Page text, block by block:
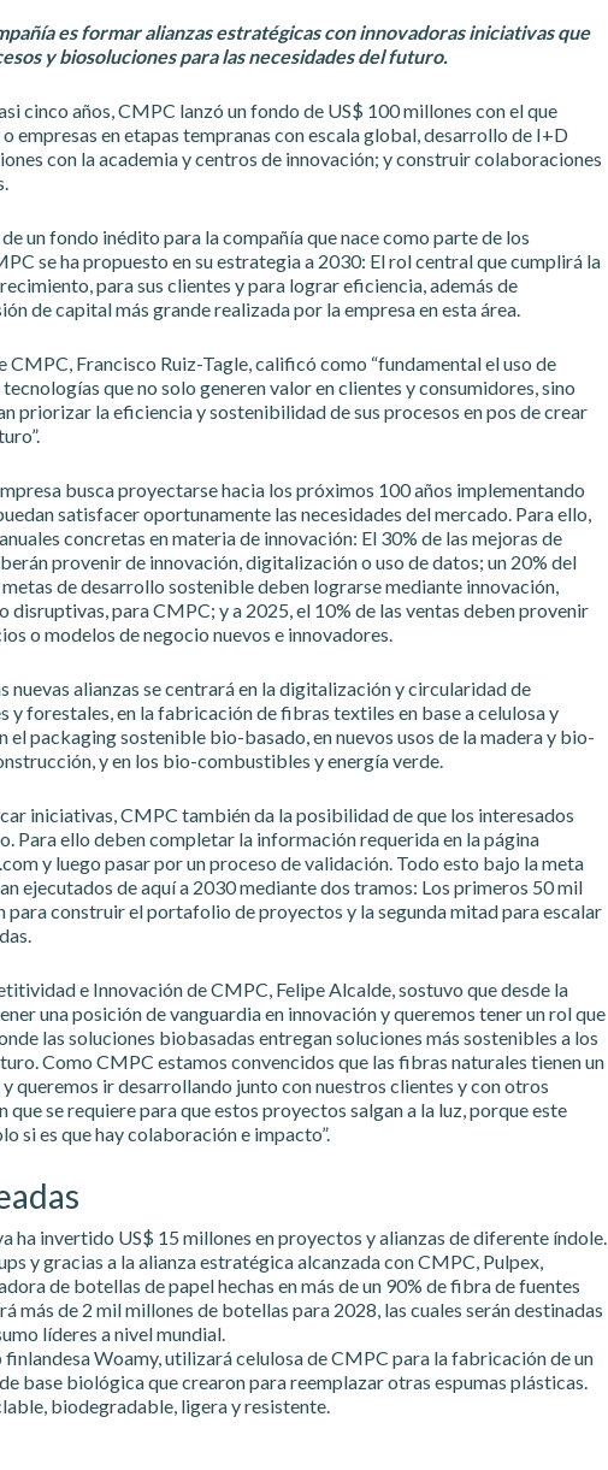
es formar alianzas estratégicas con innovadoras iniciativas que
y biosoluciones para las necesidades del futuro.
cinco años, CMPC lanzó un fondo de US$ 100 millones con el que
empresas en etapas tempranas con escala global, desarrollo de I+D
con la academia y centros de innovación; y construir colaboraciones
un fondo inédito para la compañía que nace como parte de los
se ha propuesto en su estrategia a 2030: El rol central que cumplirá la
para sus clientes y para lograr eficiencia, además de
de capital más grande realizada por la empresa en esta área.
CMPC, Francisco Ruiz-Tagle, calificó como “fundamental el uso de
que no solo generen valor en clientes y consumidores, sino
priorizar la eficiencia y sostenibilidad de sus procesos en pos de crear
busca proyectarse hacia los próximos 100 años implementando
satisfacer oportunamente las necesidades del mercado. Para ello,
concretas en materia de innovación: El 30% de las mejoras de
provenir de innovación, digitalización o uso de datos; un 20% del
de desarrollo sostenible deben lograrse mediante innovación,
disruptivas, para CMPC; y a 2025, el 10% de las ventas deben provenir
o modelos de negocio nuevos e innovadores.
nuevas alianzas se centrará en la digitalización y circularidad de
y forestales, en la fabricación de fibras textiles en base a celulosa y
el packaging sostenible bio-basado, en nuevos usos de la madera y bio-
y en los bio-combustibles y energía verde.
iniciativas, CMPC también da la posibilidad de que los interesados
Para ello deben completar la información requerida en la página
y luego pasar por un proceso de validación. Todo esto bajo la meta
ejecutados de aquí a 2030 mediante dos tramos: Los primeros 50 mil
para construir el portafolio de proyectos y la segunda mitad para escalar
e Innovación de CMPC, Felipe Alcalde, sostuvo que desde la
una posición de vanguardia en innovación y queremos tener un rol que
las soluciones biobasadas entregan soluciones más sostenibles a los
Como CMPC estamos convencidos que las fibras naturales tienen un
queremos ir desarrollando junto con nuestros clientes y con otros
que se requiere para que estos proyectos salgan a la luz, porque este
si es que hay colaboración e impacto”.
ha invertido US$ 15 millones en proyectos y alianzas de diferente índole.
y gracias a la alianza estratégica alcanzada con CMPC, Pulpex,
de botellas de papel hechas en más de un 90% de fibra de fuentes
más de 2 mil millones de botellas para 2028, las cuales serán destinadas
líderes a nivel mundial.
Woamy, utilizará celulosa de CMPC para la fabricación de un
base biológica que crearon para reemplazar otras espumas plásticas.
biodegradable, ligera y resistente.